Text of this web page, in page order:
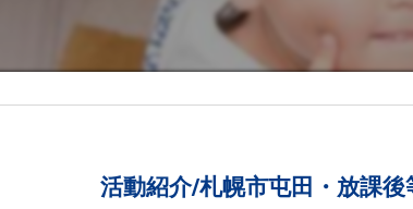
活動紹介/札幌市屯田・放課